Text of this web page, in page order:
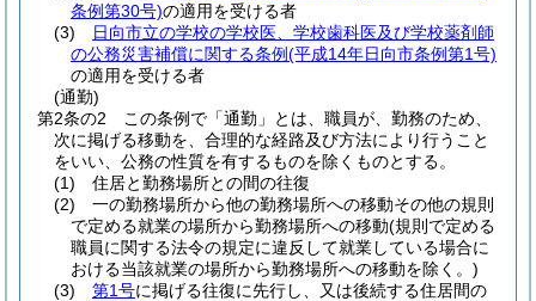
条例第30号)の適用を受ける者
(3)
日向市立の学校の学校医、学校歯科医及び学校薬剤師
の公務災害補償に関する条例(平成14年日向市条例第1号)
の適用を受ける者
(通勤)
第2条の2
この条例で「通勤」とは、職員が、勤務のため、
次に掲げる移動を、合理的な経路及び方法により行うこと
をいい、公務の性質を有するものを除くものとする。
(1)
住居と勤務場所との間の往復
(2)
一の勤務場所から他の勤務場所への移動その他の規則
で定める就業の場所から勤務場所への移動(規則で定める
職員に関する法令の規定に違反して就業している場合に
おける当該就業の場所から勤務場所への移動を除く。)
(3)
第1号に掲げる往復に先行し、又は後続する住居間の